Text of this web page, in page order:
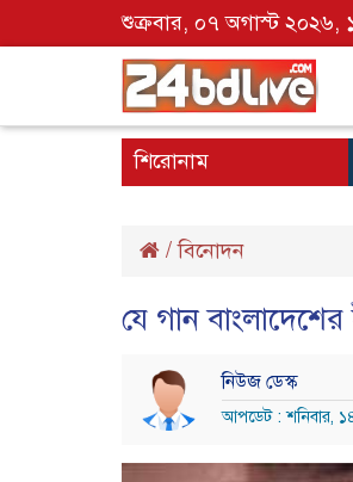
শুক্রবার, ০৭ অগাস্ট ২০২৬,
শিরোনাম
/বিনোদন
যে গান
নিউজ ডেস্ক
আপডেট : শনিবার,